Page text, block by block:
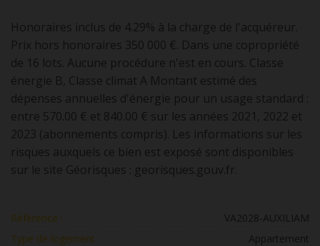
Honoraires inclus de 4.29% à la charge de l'acquéreur.
Prix hors honoraires 350 000 €. Dans une copropriété
de 16 lots. Aucune procédure n'est en cours. Classe
énergie B, Classe climat A Montant estimé des
dépenses annuelles d'énergie pour un usage standard :
entre 570.00 € et 840.00 € sur les années 2021, 2022 et
2023 (abonnements compris). Les informations sur les
risques auxquels ce bien est exposé sont disponibles
sur le site Géorisques : georisques.gouv.fr.
Référence :
VA2028-AUXILIAM
Type de logement :
Appartement